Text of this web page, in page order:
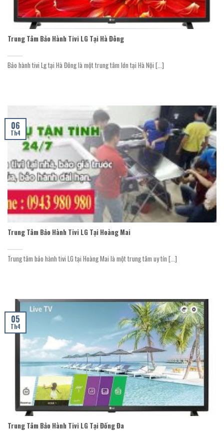
Trung Tâm Bảo Hành Tivi LG Tại Hà Đông
Bảo hành tivi Lg tại Hà Đông là một trung tâm lớn tại Hà Nội [...]
Trung Tâm Bảo Hành Tivi LG Tại Hoàng Mai
Trung tâm bảo hành tivi LG tại Hoàng Mai là một trung tâm uy tín [...]
06
Th4
Trung Tâm Bảo Hành Tivi LG Tại Đống Đa
05
Th4